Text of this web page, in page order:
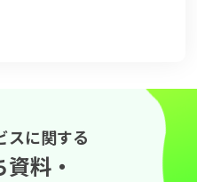
スに関する
料・